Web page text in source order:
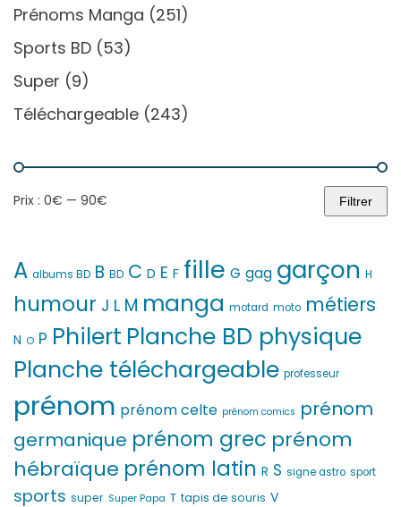
Prénoms Manga (251)
Sports BD (53)
Super (9)
Téléchargeable (243)
Prix
Prix
Filtrer
Prix : 0€ — 90€
A albums BD B BD C D E F fille G gag garçon H
humour J L M manga motard moto métiers
N O P Philert Planche BD physique
Planche téléchargeable professeur
prénom prénom celte prénom comics prénom
germanique prénom grec prénom
hébraïque prénom latin R S signe astro sport
sports super Super Papa T tapis de souris V